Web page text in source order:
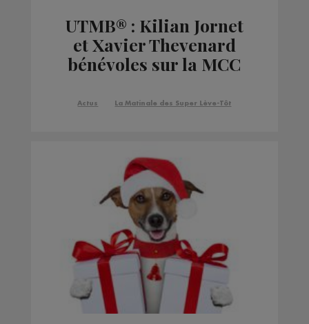
UTMB® : Kilian Jornet
et Xavier Thevenard
bénévoles sur la MCC
Actus La Matinale des Super Lève-Tôt